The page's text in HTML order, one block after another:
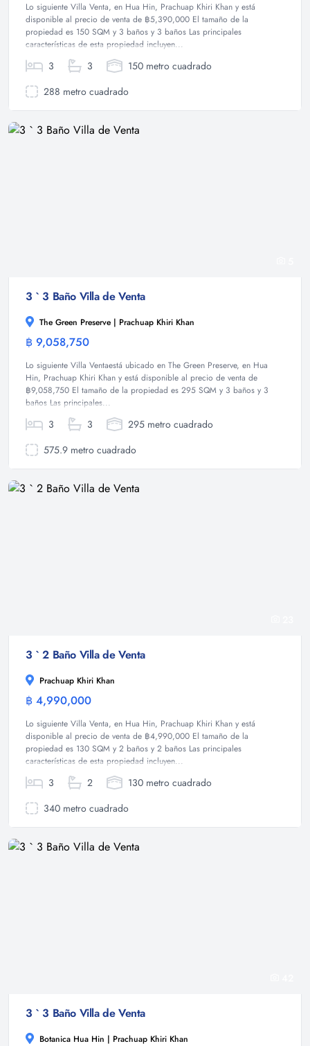
Lo siguiente Villa Venta, en Hua Hin, Prachuap Khiri Khan y está
disponible al precio de venta de ฿5,390,000 El tamaño de la
propiedad es 150 SQM y 3 baños y 3 baños Las principales
características de esta propiedad incluyen...
3 3
150 metro cuadrado
288 metro cuadrado
3 ` 3 Baño Villa de Venta
The Green Preserve | Prachuap Khiri Khan
฿ 9,058,750
Lo siguiente Villa Ventaestá ubicado en The Green Preserve, en Hua
Hin, Prachuap Khiri Khan y está disponible al precio de venta de
฿9,058,750 El tamaño de la propiedad es 295 SQM y 3 baños y 3
baños Las principales...
3 3
295 metro cuadrado
575.9 metro cuadrado
3 ` 2 Baño Villa de Venta
Prachuap Khiri Khan
฿ 4,990,000
Lo siguiente Villa Venta, en Hua Hin, Prachuap Khiri Khan y está
disponible al precio de venta de ฿4,990,000 El tamaño de la
propiedad es 130 SQM y 2 baños y 2 baños Las principales
características de esta propiedad incluyen...
3 2
130 metro cuadrado
340 metro cuadrado
3 ` 3 Baño Villa de Venta
Botanica Hua Hin | Prachuap Khiri Khan